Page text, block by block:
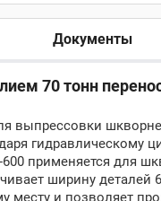
Документы
70 тонн
выпрессовки
гидравлическому
применяется для
ширину деталей
и позволяет